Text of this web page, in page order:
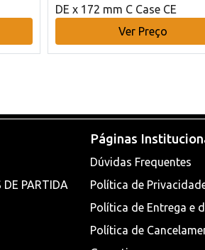
DE x 172 mm C Case CE
Ver Preço
DE PARTIDA
Páginas
Dúvidas Frequentes
Política de
Política de Entrega e
Política de